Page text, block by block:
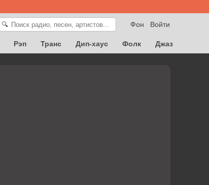
Войти
Фон
🔍
Рэп Транс Дип-хаус Фолк
Джаз